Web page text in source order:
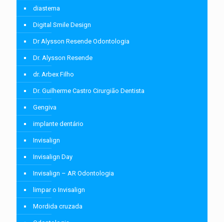
diastema
Digital Smile Design
Dr Alysson Resende Odontologia
Dr. Alysson Resende
dr. Arbex Filho
Dr. Guilherme Castro Cirurgião Dentista
Gengiva
implante dentário
Invisalign
Invisalign Day
Invisalign – AR Odontologia
limpar o Invisalign
Mordida cruzada